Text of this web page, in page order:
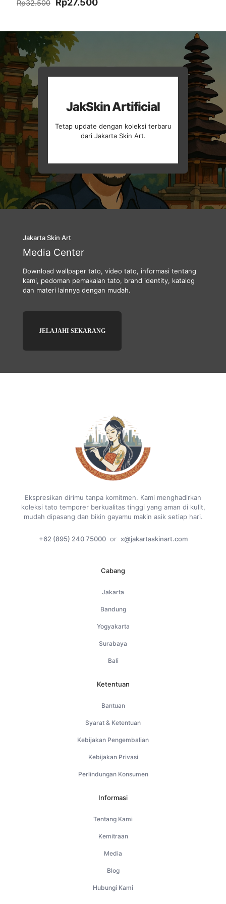
Rp32.500
aslinya
Rp32.500.adalah:
JakSkin Artificial
Tetap update dengan koleksi terbaru
dari Jakarta Skin Art.
Jakarta Skin Art
Media Center
Download wallpaper tato, video tato, informasi tentang
kami, pedoman pemakaian tato, brand identity, katalog
dan materi lainnya dengan mudah.
JELAJAHI SEKARANG
Ekspresikan dirimu tanpa komitmen. Kami menghadirkan
koleksi tato temporer berkualitas tinggi yang aman di kulit,
mudah dipasang dan bikin gayamu makin asik setiap hari.
+62 (895) 240 75000 or x@jakartaskinart.com
Cabang
Jakarta
Bandung
Yogyakarta
Surabaya
Bali
Ketentuan
Bantuan
Syarat & Ketentuan
Kebijakan Pengembalian
Kebijakan Privasi
Perlindungan Konsumen
Informasi
Tentang Kami
Kemitraan
Media
Blog
Hubungi Kami